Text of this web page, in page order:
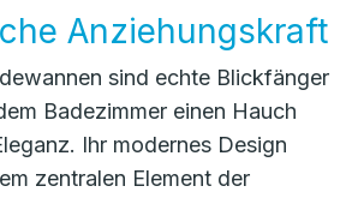
Anziehungskraft
sind echte Blickfänger
Badezimmer einen Hauch
Ihr modernes Design
zentralen Element der